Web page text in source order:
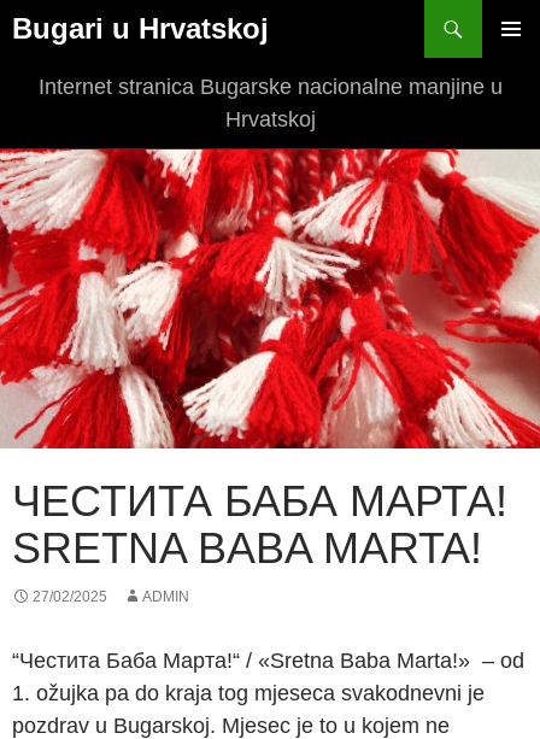
Bugari u Hrvatskoj
CONTENT
Internet stranica Bugarske nacionalne manjine u
Hrvatskoj
ЧЕСТИТА БАБА МАРТА!
SRETNA BABA MARTA!
27/02/2025 ADMIN
“Честита Баба Марта!“ / «Sretna Baba Marta!» – od
1. ožujka pa do kraja tog mjeseca svakodnevni je
pozdrav u Bugarskoj. Mjesec je to u kojem ne